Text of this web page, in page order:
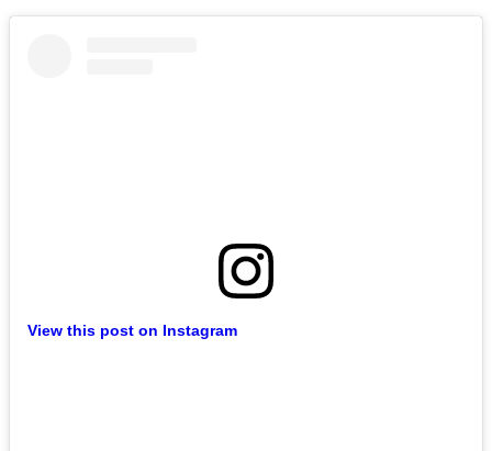
View this post on Instagram